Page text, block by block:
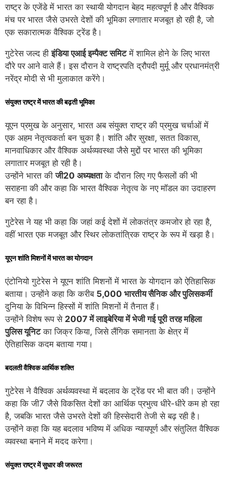
राष्ट्र के एजेंडे में भारत का स्थायी योगदान बेहद महत्वपूर्ण है और वैश्विक
मंच पर भारत जैसे उभरते देशों की भूमिका लगातार मजबूत हो रही है, जो
एक सकारात्मक वैश्विक ट्रेंड है।
गुटेरेस जल्द हीइंडिया एआई इम्पैक्ट समिटमें शामिल होने के लिए भारत
दौरे पर आने वाले हैं। इस दौरान वे राष्ट्रपति द्रौपदी मुर्मू और प्रधानमंत्री
नरेंद्र मोदी से भी मुलाकात करेंगे।
संयुक्त राष्ट्र में भारत की बढ़ती भूमिका
यूएन प्रमुख के अनुसार, भारत अब संयुक्त राष्ट्र की प्रमुख चर्चाओं में
एक अहम नेतृत्वकर्ता बन चुका है। शांति और सुरक्षा, सतत विकास,
मानवाधिकार और वैश्विक अर्थव्यवस्था जैसे मुद्दों पर भारत की भूमिका
लगातार मजबूत हो रही है।
उन्होंने भारत कीजी20 अध्यक्षताके दौरान लिए गए फैसलों की भी
सराहना की और कहा कि भारत वैश्विक नेतृत्व के नए मॉडल का उदाहरण
बन रहा है।
गुटेरेस ने यह भी कहा कि जहां कई देशों में लोकतंत्र कमजोर हो रहा है,
वहीं भारत एक मजबूत और स्थिर लोकतांत्रिक राष्ट्र के रूप में खड़ा है।
यूएन शांति मिशनों में भारत का योगदान
एंटोनियो गुटेरेस ने यूएन शांति मिशनों में भारत के योगदान को ऐतिहासिक
बताया। उन्होंने कहा कि करीब 5,000 भारतीय सैनिक और पुलिसकर्मी
दुनिया के विभिन्न हिस्सों में शांति मिशनों में तैनात हैं।
उन्होंने विशेष रूप से 2007 में लाइबेरिया में भेजी गई पूरी तरह महिला
पुलिस यूनिटका जिक्र किया, जिसे लैंगिक समानता के क्षेत्र में
ऐतिहासिक कदम बताया गया।
बदलती वैश्विक आर्थिक शक्ति
गुटेरेस ने वैश्विक अर्थव्यवस्था में बदलाव के ट्रेंड पर भी बात की। उन्होंने
कहा कि जी7 जैसे विकसित देशों का आर्थिक प्रभुत्व धीरे-धीरे कम हो रहा
है, जबकि भारत जैसे उभरते देशों की हिस्सेदारी तेजी से बढ़ रही है।
उन्होंने कहा कि यह बदलाव भविष्य में अधिक न्यायपूर्ण और संतुलित वैश्विक
व्यवस्था बनाने में मदद करेगा।
संयुक्त राष्ट्र में सुधार की जरूरत